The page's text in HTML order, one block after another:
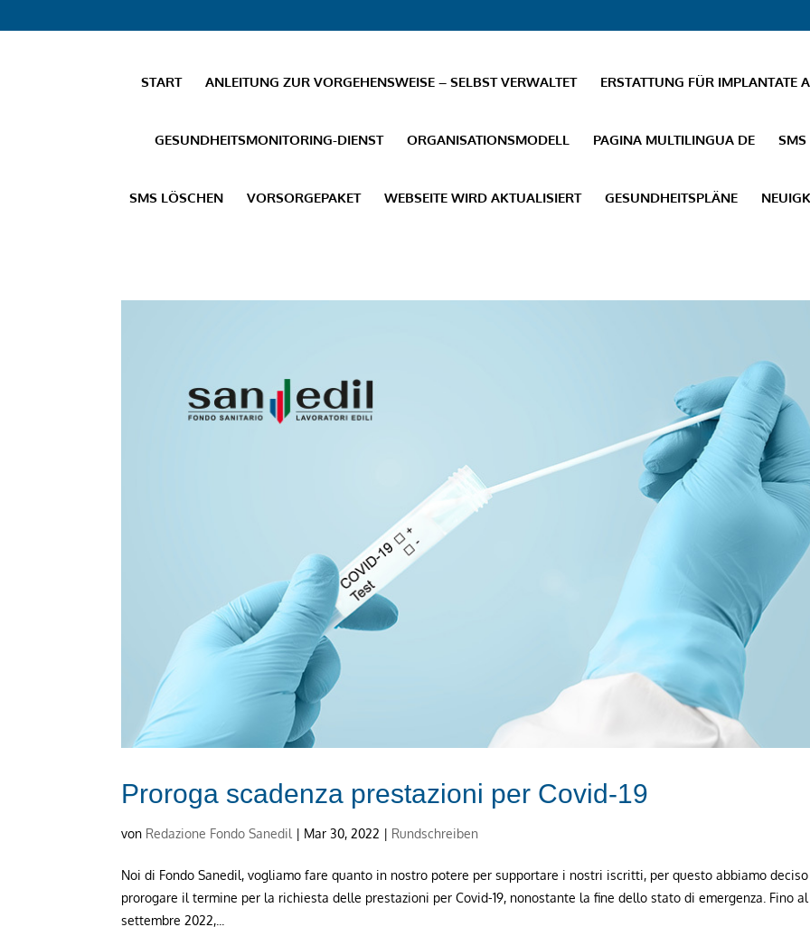
START ANLEITUNG ZUR VORGEHENSWEISE – SELBST VERWALTET ERSTATTUNG FÜR IMPLANTATE
GESUNDHEITSMONITORING-DIENST ORGANISATIONSMODELL PAGINA MULTILINGUA DE SMS
SMS LÖSCHEN VORSORGEPAKET WEBSEITE WIRD AKTUALISIERT GESUNDHEITSPLÄNE
Proroga scadenza prestazioni per Covid-19
von Redazione Fondo Sanedil | Mar 30, 2022 | Rundschreiben
Noi di Fondo Sanedil, vogliamo fare quanto in nostro potere per supportare i nostri iscritti, per questo abbiamo
prorogare il termine per la richiesta delle prestazioni per Covid-19, nonostante la fine dello stato di emergenza. Fino
settembre 2022,...